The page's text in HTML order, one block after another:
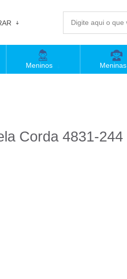
Meninos Meninas
Corda 4831-244